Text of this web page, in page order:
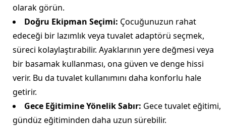
olarak görün.
Doğru Ekipman Seçimi: Çocuğunuzun rahat
edeceği bir lazımlık veya tuvalet adaptörü seçmek,
süreci kolaylaştırabilir. Ayaklarının yere değmesi veya
bir basamak kullanması, ona güven ve denge hissi
verir. Bu da tuvalet kullanımını daha konforlu hale
getirir.
Gece Eğitimine Yönelik Sabır: Gece tuvalet eğitimi,
gündüz eğitiminden daha uzun sürebilir.